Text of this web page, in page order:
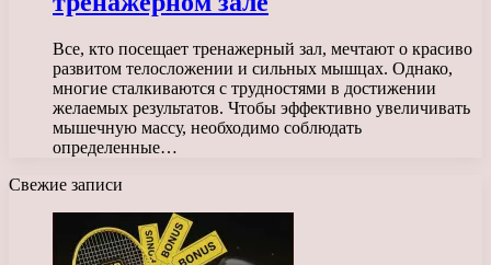
Все, кто посещает тренажерный зал, мечтают о красиво
развитом телосложении и сильных мышцах. Однако,
многие сталкиваются с трудностями в достижении
желаемых результатов. Чтобы эффективно увеличивать
мышечную массу, необходимо соблюдать
определенные…
Свежие записи